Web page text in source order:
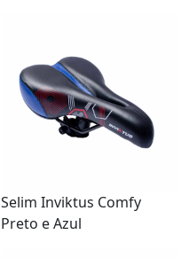
Selim Inviktus Comfy
Preto e Azul